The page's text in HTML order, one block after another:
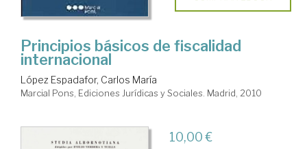
Principios básicos de fiscalidad
internacional
López Espadafor, Carlos María
Marcial Pons, Ediciones Jurídicas y Sociales. Madrid, 2010
10,00 €